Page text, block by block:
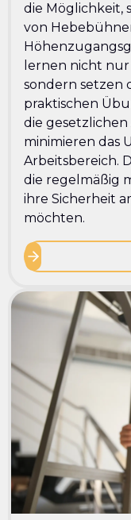
die Möglichkeit,
von
lernen nicht
sondern setzen
praktischen
die
minimieren das
Arbeitsbereich.
die regelmäßig
ihre Sicherheit
möchten.